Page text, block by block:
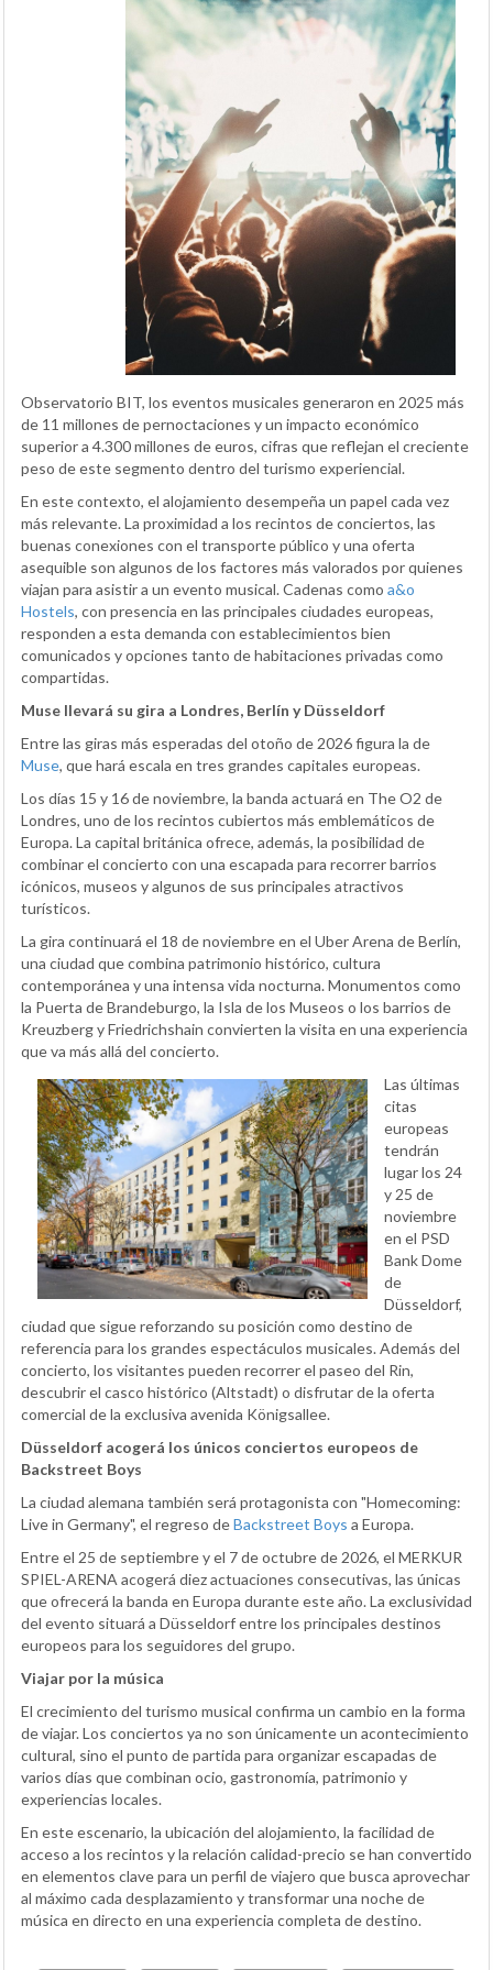
Observatorio BIT, los eventos musicales generaron en 2025 más
de 11 millones de pernoctaciones y un impacto económico
superior a 4.300 millones de euros, cifras que reflejan el creciente
peso de este segmento dentro del turismo experiencial.
En este contexto, el alojamiento desempeña un papel cada vez
más relevante. La proximidad a los recintos de conciertos, las
buenas conexiones con el transporte público y una oferta
asequible son algunos de los factores más valorados por quienes
viajan para asistir a un evento musical. Cadenas como a&o
Hostels, con presencia en las principales ciudades europeas,
responden a esta demanda con establecimientos bien
comunicados y opciones tanto de habitaciones privadas como
compartidas.
Muse llevará su gira a Londres, Berlín y Düsseldorf
Entre las giras más esperadas del otoño de 2026 figura la de
Muse, que hará escala en tres grandes capitales europeas.
Los días 15 y 16 de noviembre, la banda actuará en The O2 de
Londres, uno de los recintos cubiertos más emblemáticos de
Europa. La capital británica ofrece, además, la posibilidad de
combinar el concierto con una escapada para recorrer barrios
icónicos, museos y algunos de sus principales atractivos
turísticos.
La gira continuará el 18 de noviembre en el Uber Arena de Berlín,
una ciudad que combina patrimonio histórico, cultura
contemporánea y una intensa vida nocturna. Monumentos como
la Puerta de Brandeburgo, la Isla de los Museos o los barrios de
Kreuzberg y Friedrichshain convierten la visita en una experiencia
que va más allá del concierto.
Las últimas
citas
europeas
tendrán
lugar los 24
y 25 de
noviembre
en el PSD
Bank Dome
de
Düsseldorf,
ciudad que sigue reforzando su posición como destino de
referencia para los grandes espectáculos musicales. Además del
concierto, los visitantes pueden recorrer el paseo del Rin,
descubrir el casco histórico (Altstadt) o disfrutar de la oferta
comercial de la exclusiva avenida Königsallee.
Düsseldorf acogerá los únicos conciertos europeos de
Backstreet Boys
La ciudad alemana también será protagonista con "Homecoming:
Live in Germany", el regreso deBackstreet Boys a Europa.
Entre el 25 de septiembre y el 7 de octubre de 2026, el MERKUR
SPIEL-ARENA acogerá diez actuaciones consecutivas, las únicas
que ofrecerá la banda en Europa durante este año. La exclusividad
del evento situará a Düsseldorf entre los principales destinos
europeos para los seguidores del grupo.
Viajar por la música
El crecimiento del turismo musical confirma un cambio en la forma
de viajar. Los conciertos ya no son únicamente un acontecimiento
cultural, sino el punto de partida para organizar escapadas de
varios días que combinan ocio, gastronomía, patrimonio y
experiencias locales.
En este escenario, la ubicación del alojamiento, la facilidad de
acceso a los recintos y la relación calidad-precio se han convertido
en elementos clave para un perfil de viajero que busca aprovechar
al máximo cada desplazamiento y transformar una noche de
música en directo en una experiencia completa de destino.